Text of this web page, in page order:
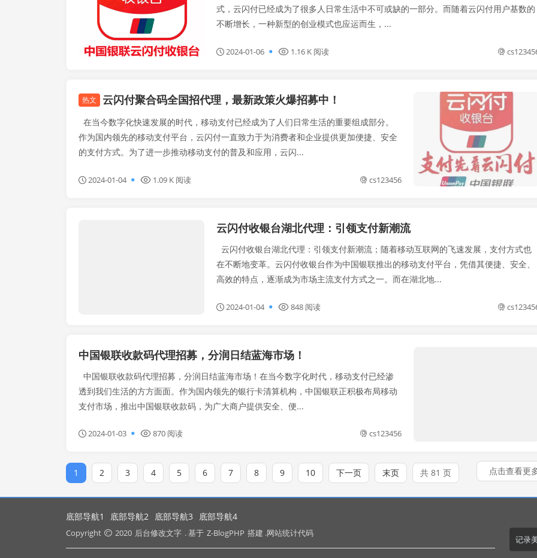
式，云闪付已经成为了很多人日常生活中不可或缺的一部分。而随着云闪付用户基数的
不断增长，一种新型的创业模式也应运而生，...
2024-01-06 1.16 K 阅读
热文 云闪付聚合码全国招代理，最新政策火爆招募中！
在当今数字化快速发展的时代，移动支付已经成为了人们日常生活的重要组成部分。
作为国内领先的移动支付平台，云闪付一直致力于为消费者和企业提供更加便捷、安全
的支付方式。为了进一步推动移动支付的普及和应用，云闪...
2024-01-04 1.09 K 阅读 cs123456
闪电宝plus
云闪付收银台湖北代理：引领支付新潮流
云闪付收银台湖北代理：引领支付新潮流；随着移动互联网的飞速发展，支付方式也
在不断地变革。云闪付收银台作为中国银联推出的移动支付平台，凭借其便捷、安全、
高效的特点，逐渐成为市场主流支付方式之一。而在湖北地...
2024-01-04 848 阅读
中国银联收款码代理招募，分润日结蓝海市场！
中国银联收款码代理招募，分润日结蓝海市场！在当今数字化时代，移动支付已经渗
透到我们生活的方方面面。作为国内领先的银行卡清算机构，中国银联正积极布局移动
支付市场，推出中国银联收款码，为广大商户提供安全、便...
2024-01-03 870 阅读 cs123456
1 2 3 4 5 6 7 8 9 10 下一页 末页 共 81 页 点击查看更
底部导航1 底部导航2 底部导航3 底部导航4
Copyright 2020 后台修改文字 . 基于 Z-BlogPHP 搭建 .网站统计代码
记录